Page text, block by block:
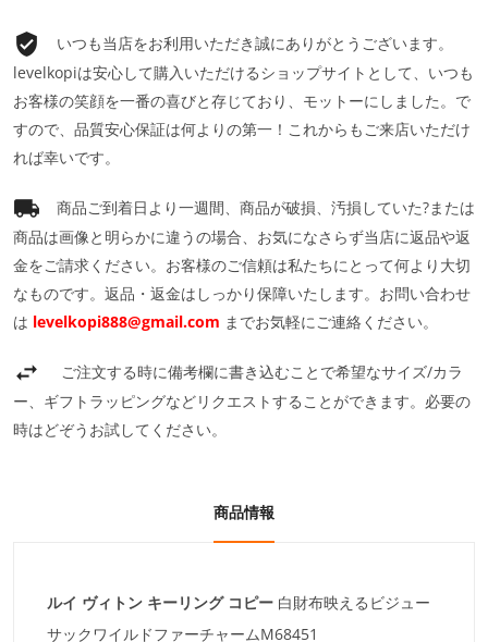
いつも当店をお利用いただき誠にありがとうございます。
levelkopiは安心して購入いただけるショップサイトとして、いつも
お客様の笑顔を一番の喜びと存じており、モットーにしました。で
すので、品質安心保証は何よりの第一！これからもご来店いただけ
れば幸いです。
商品ご到着日より一週間、商品が破損、汚損していた?または
商品は画像と明らかに違うの場合、お気になさらず当店に返品や返
金をご請求ください。お客様のご信頼は私たちにとって何より大切
なものです。返品・返金はしっかり保障いたします。お問い合わせ
は levelkopi888@gmail.com までお気軽にご連絡ください。
ご注文する時に備考欄に書き込むことで希望なサイズ/カラ
ー、ギフトラッピングなどリクエストすることができます。必要の
時はどぞうお試してください。
商品情報
ルイ ヴィトン キーリング コピー 白財布映えるビジュー
サックワイルドファーチャームM68451